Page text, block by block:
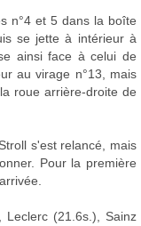
n°4 et 5 dans la boîte
se jette à intérieur à
ainsi face à celui de
au virage n°13, mais
roue arrière-droite de
s'est relancé, mais
Pour la première
Leclerc (21.6s.), Sainz